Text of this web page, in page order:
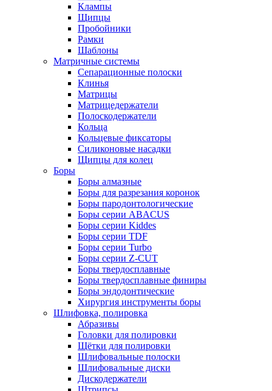
Клампы
Щипцы
Пробойники
Рамки
Шаблоны
Матричные системы
Сепарационные полоски
Клинья
Матрицы
Матрицедержатели
Полоскодержатели
Кольца
Кольцевые фиксаторы
Силиконовые насадки
Щипцы для колец
Боры
Боры алмазные
Боры для разрезания коронок
Боры пародонтологические
Боры серии ABACUS
Боры серии Kiddes
Боры серии TDF
Боры серии Turbo
Боры серии Z-CUT
Боры твердосплавные
Боры твердосплавные финиры
Боры эндодонтические
Хирургия инструменты боры
Шлифовка, полировка
Абразивы
Головки для полировки
Щётки для полировки
Шлифовальные полоски
Шлифовальные диски
Дискодержатели